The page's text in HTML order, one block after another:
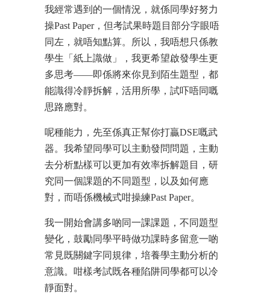
我經常遇到的一個情況，就係同學好努力
操Past Paper，但考試果時題目部分字眼唔
同左，就唔知點算。所以，我唔想只係教
學生「紙上識做」，我更希望啟發學生更
多思考——即係將來你見到陌生題型，都
能識得冷靜拆解，活用所學，試吓唔同嘅
思路應對。
呢種能力，先至係真正幫你打贏DSE嘅武
器。我希望同學可以主動發問問題，主動
去分析點樣可以更加有效率拆解題目，研
究同一個課題的不同題型，以及如何應
對，而唔係機械式咁操練Past Paper。
我一開始會講多啲同一課課題，不同題型
變化，鼓勵同學平時做功課時多留意一啲
常見既關鍵字同規律，培養學主動分析的
意識。咁樣考試既各種陷阱同學都可以冷
靜面對。